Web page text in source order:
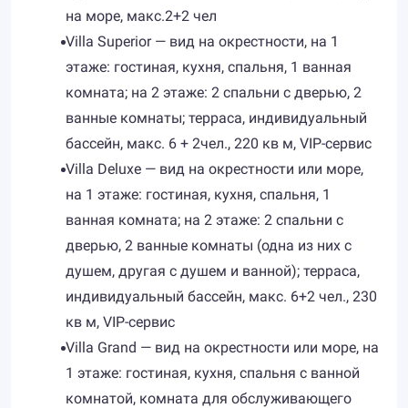
на море, макс.2+2 чел
Villa Superior — вид на окрестности, на 1
этаже: гостиная, кухня, спальня, 1 ванная
комната; на 2 этаже: 2 спальни с дверью, 2
ванные комнаты; терраса, индивидуальный
бассейн, макс. 6 + 2чел., 220 кв м, VIP-сервис
Villa Deluxe — вид на окрестности или море,
на 1 этаже: гостиная, кухня, спальня, 1
ванная комната; на 2 этаже: 2 спальни с
дверью, 2 ванные комнаты (одна из них с
душем, другая с душем и ванной); терраса,
индивидуальный бассейн, макс. 6+2 чел., 230
кв м, VIP-сервис
Villa Grand — вид на окрестности или море, на
1 этаже: гостиная, кухня, спальня с ванной
комнатой, комната для обслуживающего